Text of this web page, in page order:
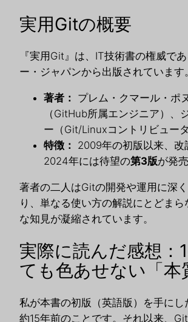
実用Gitの概要
『実用Git』は、IT技術書の権威で
ー・ジャパンから出版されています。
著者： プレム・クマール・ポ
（GitHub所属エンジニア）、
ー（Git/Linuxコントリビュータ
特徴： 2009年の初版以来、改
2024年には待望の第3版が発
著者の二人はGitの開発や運用に深
り、単なる使い方の解説にとどまら
な知見が凝縮されています。
実際に読んだ感想：
ても色あせない「本
私が本書の初版（英語版）を手にし
約15年前のことです。それ以来、